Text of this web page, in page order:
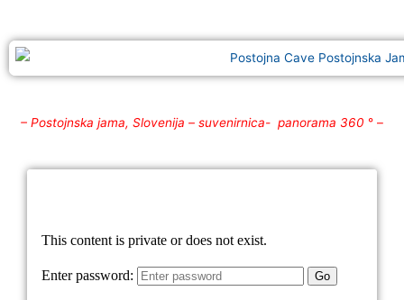
– Postojnska jama, Slovenija – suvenirnica- panorama 360 ° –